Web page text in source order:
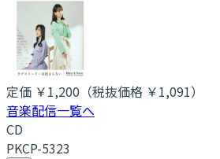
定価 ￥1,200 （税抜価格 ￥1,091）
音楽配信一覧へ
CD
PKCP-5323